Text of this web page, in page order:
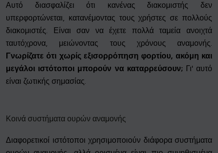
Αυτό διασφαλίζει ότι κανένας διακομιστής δεν
υπερφορτώνεται, κατανέμοντας τους χρήστες σε πολλούς
διακομιστές. Είναι σαν να έχετε πολλά ταμεία ανοιχτά
ταυτόχρονα, μειώνοντας τους χρόνους αναμονής.
Γνωρίζατε ότι χωρίς εξισορρόπηση φορτίου, ακόμη και
μεγάλοι ιστότοποι μπορούν να καταρρεύσουν; Γι' αυτό
είναι ζωτικής σημασίας.
Κοινά συστήματα ουρών αναμονής
Διαφορετικοί ιστότοποι χρησιμοποιούν διάφορα συστήματα